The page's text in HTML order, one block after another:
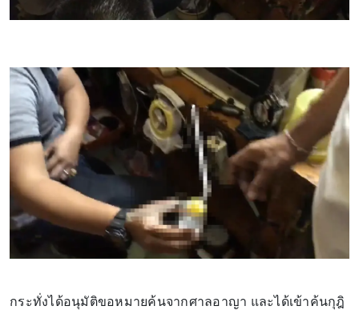
กระทั่งได้อนุมัติขอหมายค้นจากศาลอาญา และได้เข้าค้นกุฎิ